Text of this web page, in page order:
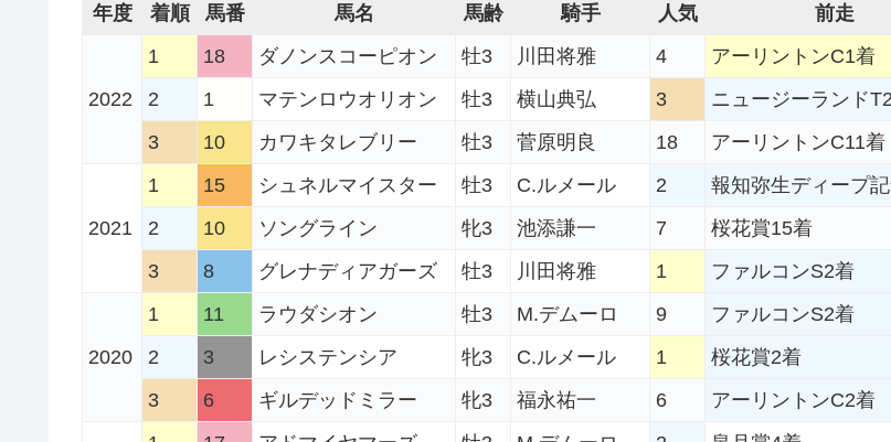
年度 着順 馬番 馬名 馬齢 騎手 人気 前走
2022
1 18 ダノンスコーピオン 牡3 川田将雅 4
アーリントンC1着
2
1 マテンロウオリオン 牡3 横山典弘 3
ニュージーランド
3
10 カワキタレブリー 牡3 菅原明良 18 アーリントンC11着
2021
1 15 シュネルマイスター 牡3 C.ルメール 2
報知弥生ディープ
2
10 ソングライン 牝3 池添謙一 7
桜花賞15着
3
8 グレナディアガーズ 牡3 川田将雅 1 ファルコンS2着
2020
1 11 ラウダシオン 牡3 M.デムーロ 9
ファルコンS2着
2
3 レシステンシア 牝3 C.ルメール 1
桜花賞2着
3
6 ギルデッドミラー 牝3 福永祐一 6 アーリントンC2着